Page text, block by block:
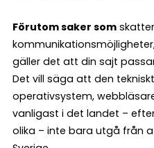
Förutom saker som
gäller det att din sajt
Det vill säga att den
operativsystem,
vanligast i det landet –
olika – inte bara utgå från